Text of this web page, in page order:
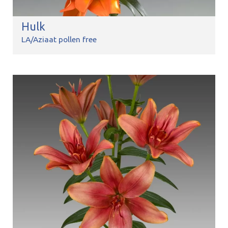
Hulk
LA/Aziaat pollen free